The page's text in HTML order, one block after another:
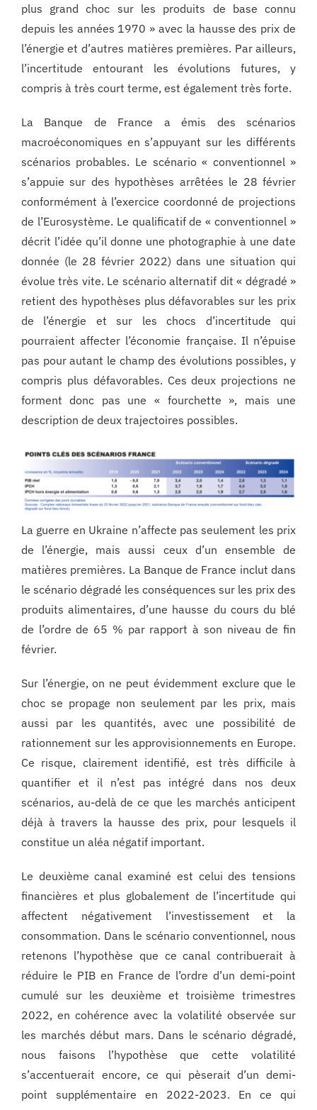
plus grand choc sur les produits de base connu
depuis les années 1970 » avec la hausse des prix de
l’énergie et d’autres matières premières. Par ailleurs,
l’incertitude entourant les évolutions futures, y
compris à très court terme, est également très forte.
La Banque de France a émis des scénarios
macroéconomiques en s’appuyant sur les différents
scénarios probables. Le scénario « conventionnel »
s’appuie sur des hypothèses arrêtées le 28 février
conformément à l’exercice coordonné de projections
de l’Eurosystème. Le qualificatif de « conventionnel »
décrit l’idée qu’il donne une photographie à une date
donnée (le 28 février 2022) dans une situation qui
évolue très vite. Le scénario alternatif dit « dégradé »
retient des hypothèses plus défavorables sur les prix
de l’énergie et sur les chocs d’incertitude qui
pourraient affecter l’économie française. Il n’épuise
pas pour autant le champ des évolutions possibles, y
compris plus défavorables. Ces deux projections ne
forment donc pas une « fourchette », mais une
description de deux trajectoires possibles.
La guerre en Ukraine n’affecte pas seulement les prix
de l’énergie, mais aussi ceux d’un ensemble de
matières premières. La Banque de France inclut dans
le scénario dégradé les conséquences sur les prix des
produits alimentaires, d’une hausse du cours du blé
de l’ordre de 65 % par rapport à son niveau de fin
février.
Sur l’énergie, on ne peut évidemment exclure que le
choc se propage non seulement par les prix, mais
aussi par les quantités, avec une possibilité de
rationnement sur les approvisionnements en Europe.
Ce risque, clairement identifié, est très difficile à
quantifier et il n’est pas intégré dans nos deux
scénarios, au-delà de ce que les marchés anticipent
déjà à travers la hausse des prix, pour lesquels il
constitue un aléa négatif important.
Le deuxième canal examiné est celui des tensions
financières et plus globalement de l’incertitude qui
affectent négativement l’investissement et la
consommation. Dans le scénario conventionnel, nous
retenons l’hypothèse que ce canal contribuerait à
réduire le PIB en France de l’ordre d’un demi-point
cumulé sur les deuxième et troisième trimestres
2022, en cohérence avec la volatilité observée sur
les marchés début mars. Dans le scénario dégradé,
nous faisons l’hypothèse que cette volatilité
s’accentuerait encore, ce qui pèserait d’un demi-
point supplémentaire en 2022-2023. En ce qui